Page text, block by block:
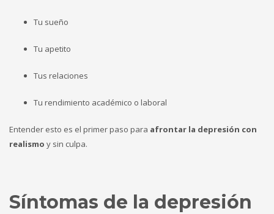
Tu sueño
Tu apetito
Tus relaciones
Tu rendimiento académico o laboral
Entender esto es el primer paso para afrontar la depresión con
realismo y sin culpa.
Síntomas de la depresión